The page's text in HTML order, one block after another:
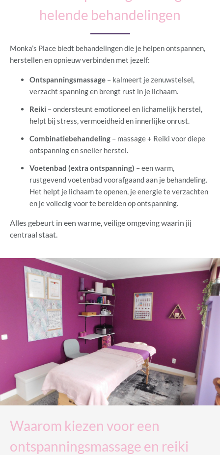
helende behandelingen
Monka’s Place biedt behandelingen die je helpen ontspannen,
herstellen en opnieuw verbinden met jezelf:
Ontspanningsmassage – kalmeert je zenuwstelsel,
verzacht spanning en brengt rust in je lichaam.
Reiki – ondersteunt emotioneel en lichamelijk herstel,
helpt bij stress, vermoeidheid en innerlijke onrust.
Combinatiebehandeling – massage + Reiki voor diepe
ontspanning en sneller herstel.
Voetenbad (extra ontspanning) – een warm,
rustgevend voetenbad voorafgaand aan je behandeling.
Het helpt je lichaam te openen, je energie te verzachten
en je volledig voor te bereiden op ontspanning.
Alles gebeurt in een warme, veilige omgeving waarin jij
centraal staat.
Waarom kiezen voor een
ontspanningsmassage en reiki